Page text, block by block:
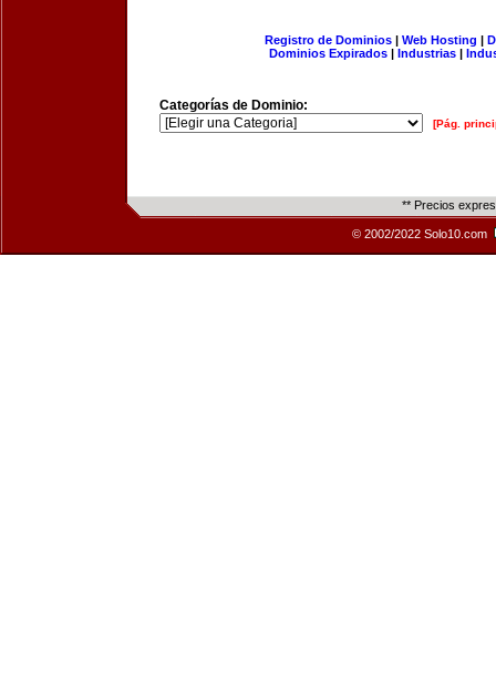
Registro de Dominios| Web Hosting |
Dominios Expirados | Industrias |
Categorías de Dominio:
[Pág.
** Precios
© 2002/2022 Solo10.com